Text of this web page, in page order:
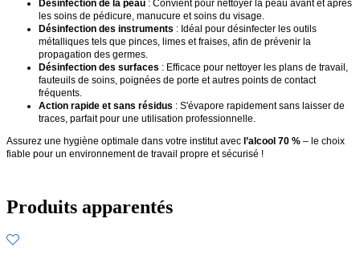
Désinfection de la peau : Convient pour nettoyer la peau avant et après
les soins de pédicure, manucure et soins du visage.
Désinfection des instruments : Idéal pour désinfecter les outils
métalliques tels que pinces, limes et fraises, afin de prévenir la
propagation des germes.
Désinfection des surfaces : Efficace pour nettoyer les plans de travail,
fauteuils de soins, poignées de porte et autres points de contact
fréquents.
Action rapide et sans résidus : S'évapore rapidement sans laisser de
traces, parfait pour une utilisation professionnelle.
Assurez une hygiène optimale dans votre institut avec l’alcool 70 % – le choix
fiable pour un environnement de travail propre et sécurisé !
Produits apparentés